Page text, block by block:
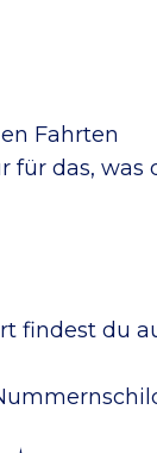
Fahrten
für das, was
findest du